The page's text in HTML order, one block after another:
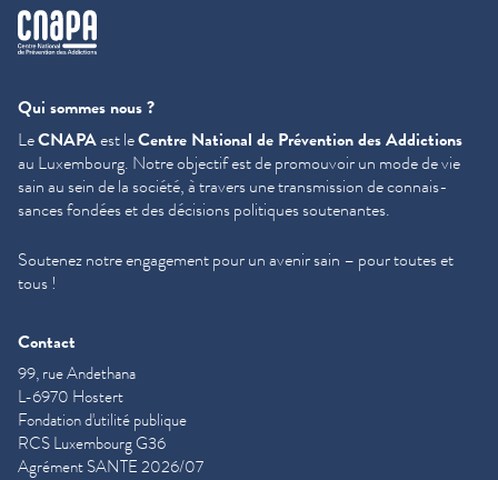
cnapa
Qui sommes nous ?
LeCNAPAest leCentre National de Prévention des Addictions
au Luxembourg. Notre objectif est de promouvoir un mode de vie
sain au sein de la société, à travers une trans­mis­sion de con­nais­
sances fondées et des décisions politiques soutenantes.
Soutenez notre engagement pour un avenir sain – pour toutes et
tous !
Contact
99, rue Andethana
L-6970 Hostert
Fondation d'utilité publique
RCS Luxembourg G36
Agrément SANTE 2026/07